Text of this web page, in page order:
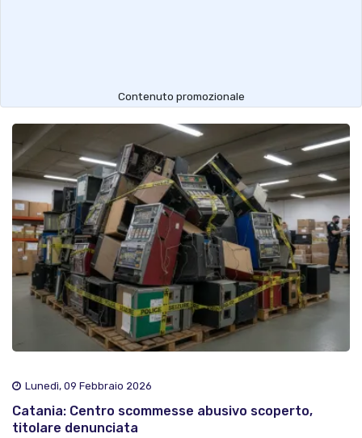
Contenuto promozionale
Lunedì, 09 Febbraio 2026
Catania: Centro scommesse abusivo scoperto,
titolare denunciata